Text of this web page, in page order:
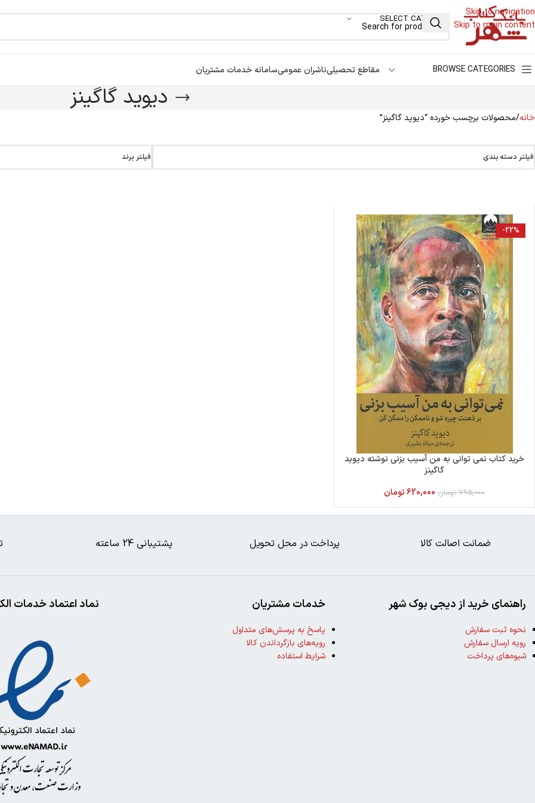
Skip to navigation
Skip to main content
SELECT CATEGORY
BROWSE CATEGORIES مقاطع تحصیلیناشران عمومیسامانه خدمات مشتریان
دیوید گاگینز
خانه محصولات برچسب خورده “دیوید گاگینز”
فیلتر دسته بندی فیلتر برند
-22%
خرید کتاب نمی توانی به من آسیب بزنی نوشته دیوید
گاگینز
795,000 تومان 620,000تومان
ضمانت اصالت کالا پرداخت در محل تحویل پشتیبانی 24 ساعته
نماد اعتماد خدمات خدمات مشتریان
پاسخ به پرسش‌های متداول
رویه‌های بازگرداندن کالا
شرایط استفاده
راهنمای خرید از دیجی بوک شهر
نحوه ثبت سفارش
رویه ارسال سفارش
شیوه‌های پرداخت